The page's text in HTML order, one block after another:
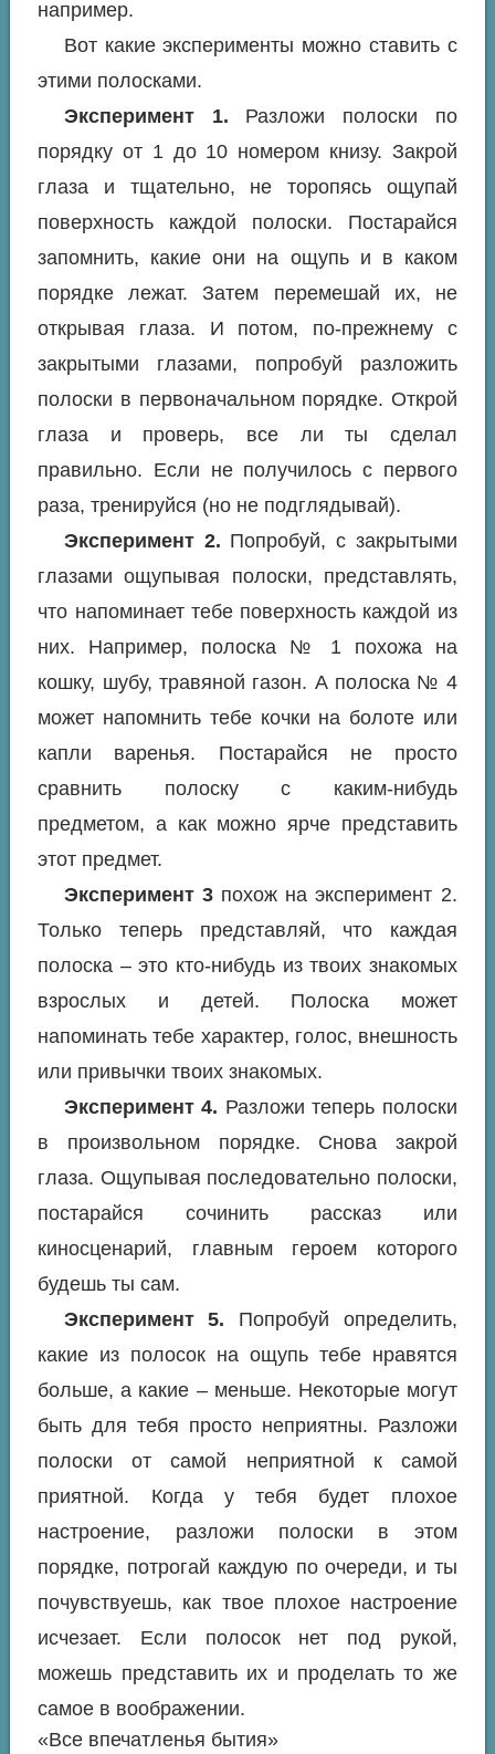
например.
Вот какие эксперименты можно ставить с
этими полосками.
Эксперимент 1. Разложи полоски по
порядку от 1 до 10 номером книзу. Закрой
глаза и тщательно, не торопясь ощупай
поверхность каждой полоски. Постарайся
запомнить, какие они на ощупь и в каком
порядке лежат. Затем перемешай их, не
открывая глаза. И потом, по-прежнему с
закрытыми глазами, попробуй разложить
полоски в первоначальном порядке. Открой
глаза и проверь, все ли ты сделал
правильно. Если не получилось с первого
раза, тренируйся (но не подглядывай).
Эксперимент 2. Попробуй, с закрытыми
глазами ощупывая полоски, представлять,
что напоминает тебе поверхность каждой из
них. Например, полоска № 1 похожа на
кошку, шубу, травяной газон. А полоска № 4
может напомнить тебе кочки на болоте или
капли варенья. Постарайся не просто
сравнить полоску с каким-нибудь
предметом, а как можно ярче представить
этот предмет.
Эксперимент 3 похож на эксперимент 2.
Только теперь представляй, что каждая
полоска – это кто-нибудь из твоих знакомых
взрослых и детей. Полоска может
напоминать тебе характер, голос, внешность
или привычки твоих знакомых.
Эксперимент 4. Разложи теперь полоски
в произвольном порядке. Снова закрой
глаза. Ощупывая последовательно полоски,
постарайся сочинить рассказ или
киносценарий, главным героем которого
будешь ты сам.
Эксперимент 5. Попробуй определить,
какие из полосок на ощупь тебе нравятся
больше, а какие – меньше. Некоторые могут
быть для тебя просто неприятны. Разложи
полоски от самой неприятной к самой
приятной. Когда у тебя будет плохое
настроение, разложи полоски в этом
порядке, потрогай каждую по очереди, и ты
почувствуешь, как твое плохое настроение
исчезает. Если полосок нет под рукой,
можешь представить их и проделать то же
самое в воображении.
«Все впечатленья бытия»